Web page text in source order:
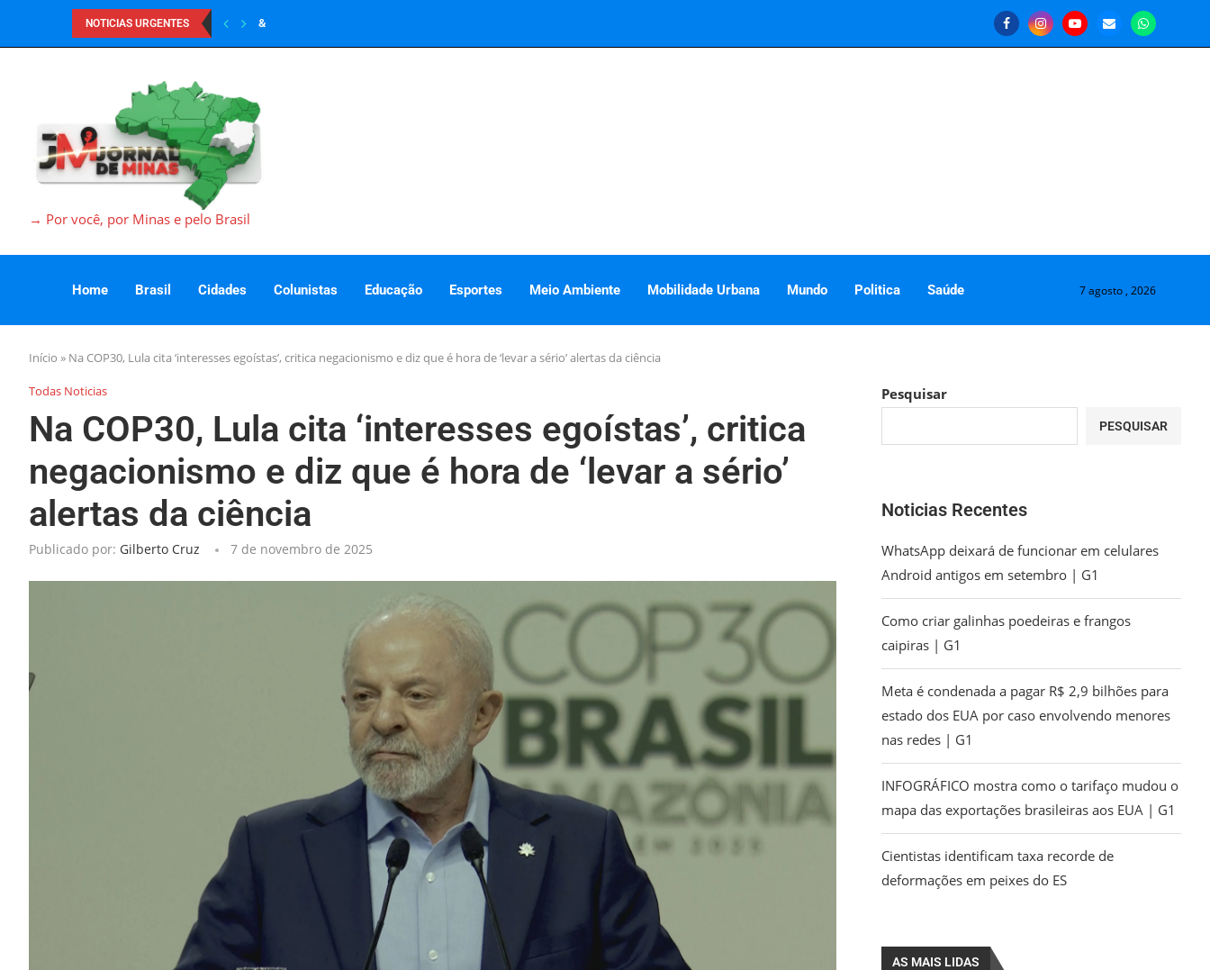
NOTICIAS URGENTES &
→ Por você, por Minas e pelo Brasil
Home Brasil Cidades Colunistas Educação Esportes Meio Ambiente Mobilidade Urbana Mundo Politica Saúde 7 agosto , 2026
Início » Na COP30, Lula cita ‘interesses egoístas’, critica negacionismo e diz que é hora de ‘levar a sério’ alertas da ciência
Todas Noticias
Na COP30, Lula cita ‘interesses egoístas’, critica
negacionismo e diz que é hora de ‘levar a sério’
alertas da ciência
Publicado por: Gilberto Cruz 7 de novembro de 2025
Pesquisar
PESQUISAR
Noticias Recentes
WhatsApp deixará de funcionar em celulares
Android antigos em setembro | G1
Como criar galinhas poedeiras e frangos
caipiras | G1
Meta é condenada a pagar R$ 2,9 bilhões para
estado dos EUA por caso envolvendo menores
nas redes | G1
INFOGRÁFICO mostra como o tarifaço mudou o
mapa das exportações brasileiras aos EUA | G1
Cientistas identificam taxa recorde de
deformações em peixes do ES
AS MAIS LIDAS